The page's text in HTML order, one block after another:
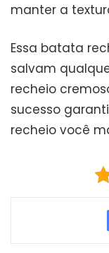
manter a
Essa batata
salvam
recheio
sucesso
recheio você